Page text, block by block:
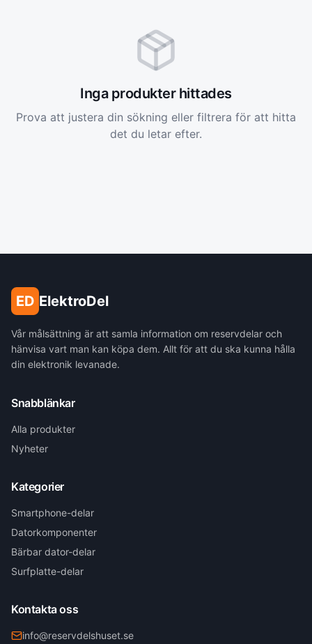
Inga produkter hittades
Prova att justera din sökning eller filtrera för att hitta
det du letar efter.
ED ElektroDel
Vår målsättning är att samla information om reservdelar och
hänvisa vart man kan köpa dem. Allt för att du ska kunna hålla
din elektronik levanade.
Snabblänkar
Alla produkter
Nyheter
Kategorier
Smartphone-delar
Datorkomponenter
Bärbar dator-delar
Surfplatte-delar
Kontakta oss
info@reservdelshuset.se